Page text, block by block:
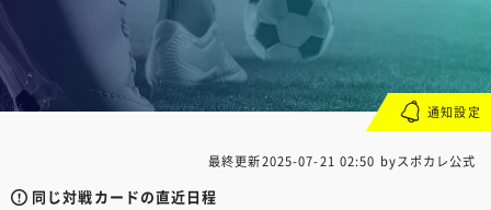
最終更新2025-07-21 02:50 byスポカレ公式
同じ対戦カードの直近日程
通知設定